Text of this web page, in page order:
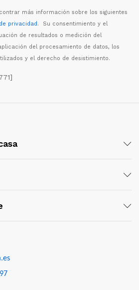
más información sobre los siguientes
privacidad. Su consentimiento y el
ón de resultados o medición del
ón del procesamiento de datos, los
y el derecho de desistimiento.